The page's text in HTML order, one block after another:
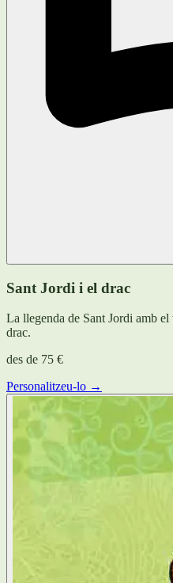
Sant Jordi i el drac
La llegenda de Sant Jordi amb
drac.
des de 75 €
Personalitzeu-lo →